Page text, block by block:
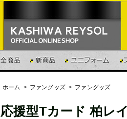
ホーム > ファングッズ > ファングッズ
応援型Tカード 柏レ